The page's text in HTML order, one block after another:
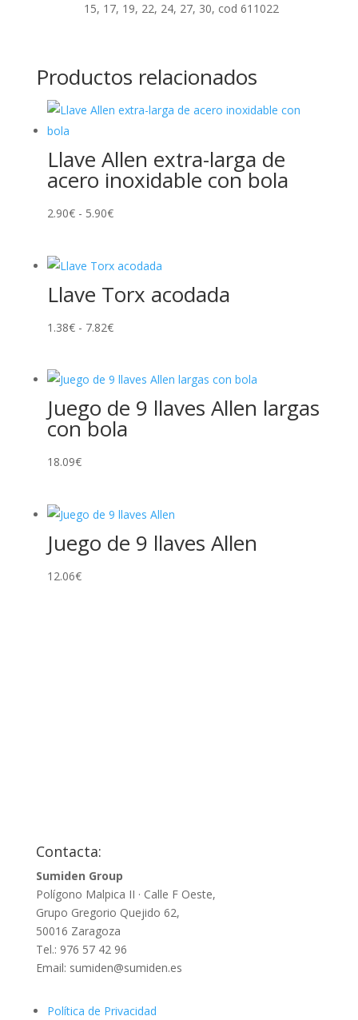
15, 17, 19, 22, 24, 27, 30, cod 611022
Productos relacionados
Llave Allen extra-larga de
acero inoxidable con bola
2.90€ - 5.90€Rango
desde
2.90€
5.90€
Llave Torx acodada
1.38€ - 7.82€Rango
desde
1.38€
hasta
Juego de 9 llaves Allen largas
con bola
18.09€
Juego de 9 llaves Allen
12.06€
Contacta:
Sumiden Group
Polígono Malpica II · Calle F Oeste,
Grupo Gregorio Quejido 62,
50016 Zaragoza
Tel.: 976 57 42 96
Email: sumiden@sumiden.es
Política de Privacidad